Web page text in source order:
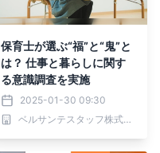
保育士が選ぶ“福”と“鬼”と
は？ 仕事と暮らしに関す
る意識調査を実施
2025-01-30 09:30
ベルサンテスタッフ株式会社